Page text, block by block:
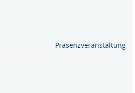
Präsenzveranstaltung